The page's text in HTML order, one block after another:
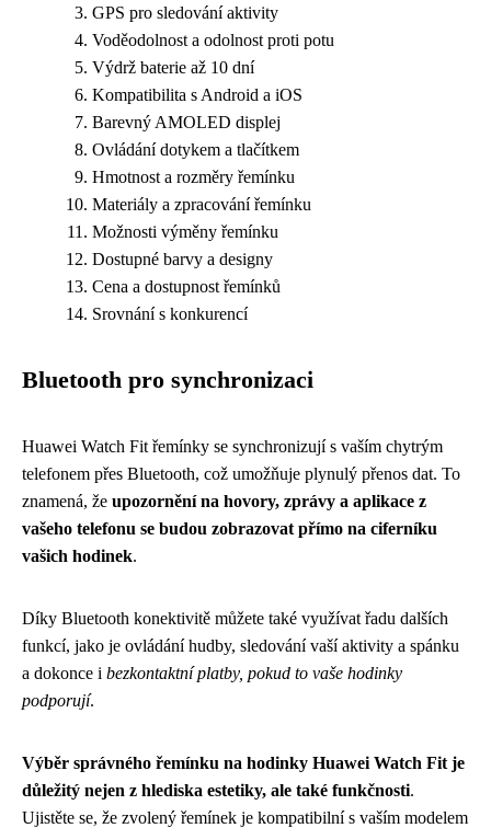
GPS pro sledování aktivity
Voděodolnost a odolnost proti potu
Výdrž baterie až 10 dní
Kompatibilita s Android a iOS
Barevný AMOLED displej
Ovládání dotykem a tlačítkem
Hmotnost a rozměry řemínku
Materiály a zpracování řemínku
Možnosti výměny řemínku
Dostupné barvy a designy
Cena a dostupnost řemínků
Srovnání s konkurencí
Bluetooth pro synchronizaci
Huawei Watch Fit řemínky se synchronizují s vaším chytrým
telefonem přes Bluetooth, což umožňuje plynulý přenos dat. To
znamená, že upozornění na hovory, zprávy a aplikace z
vašeho telefonu se budou zobrazovat přímo na ciferníku
vašich hodinek.
Díky Bluetooth konektivitě můžete také využívat řadu dalších
funkcí, jako je ovládání hudby, sledování vaší aktivity a spánku
a dokonce i bezkontaktní platby, pokud to vaše hodinky
podporují.
Výběr správného řemínku na hodinky Huawei Watch Fit je
důležitý nejen z hlediska estetiky, ale také funkčnosti.
Ujistěte se, že zvolený řemínek je kompatibilní s vaším modelem